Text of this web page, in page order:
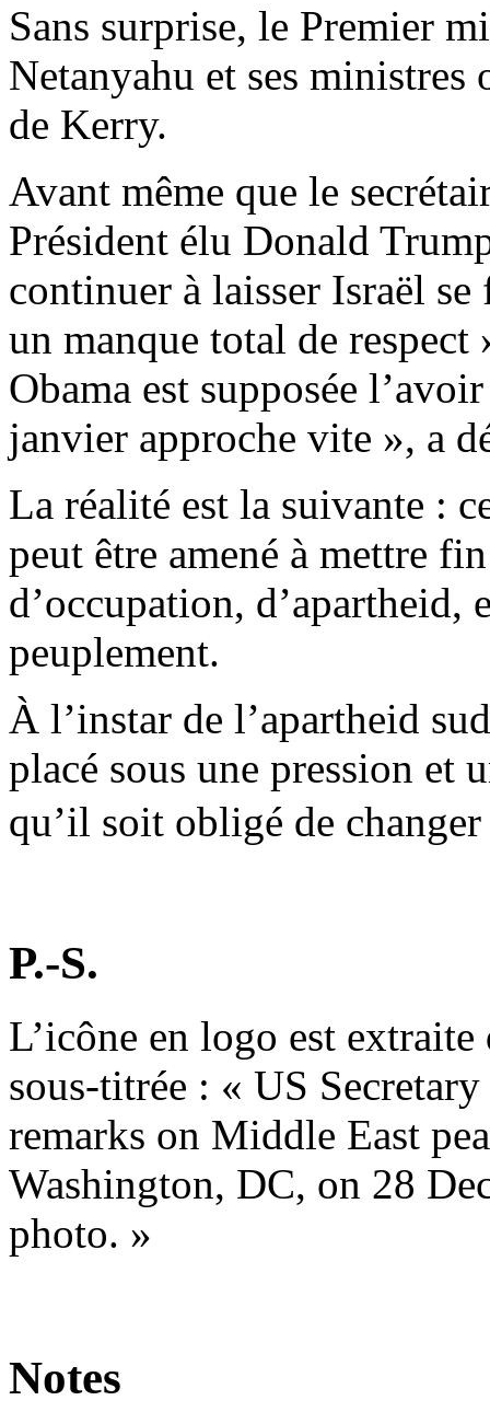
Sans surprise, le Premier
Netanyahu et ses ministres
de Kerry.
Avant même que le
Président élu Donald
continuer à laisser Israël
un manque total de
Obama est supposée
janvier approche vite », a
La réalité est la suivante :
peut être amené à mettre
d’occupation, d’apartheid,
peuplement.
À l’instar de l’apartheid
placé sous une pression et
qu’il soit obligé de
P.-S.
L’icône en logo est
sous-titrée : « US
remarks on Middle East
Washington, DC, on 28
photo. »
Notes